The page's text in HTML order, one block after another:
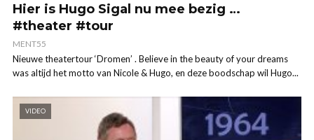
Hier is Hugo Sigal nu mee bezig …
#theater #tour
MENT55
Nieuwe theatertour ‘Dromen’ . Believe in the beauty of your dreams
was altijd het motto van Nicole & Hugo, en deze boodschap wil Hugo...
VIDEO